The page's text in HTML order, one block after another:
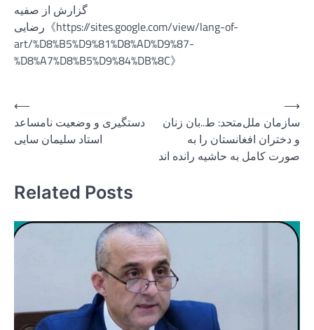
گزارش از صفیه
رضایی《https://sites.google.com/view/lang-of-
art/%D8%B5%D9%81%D8%AD%D9%87-
%D8%A7%D8%B5%D9%84%DB%8C》
Post
navigation
⟵
دستگیری و وضعیت نامساعد
استاد سلیمان سایی
سازمان‌ ملل‌متحد: ط..بان زنان
و دختران افغانستان را به
صورت کامل به حاشیه رانده ‌اند
⟶
Related Posts